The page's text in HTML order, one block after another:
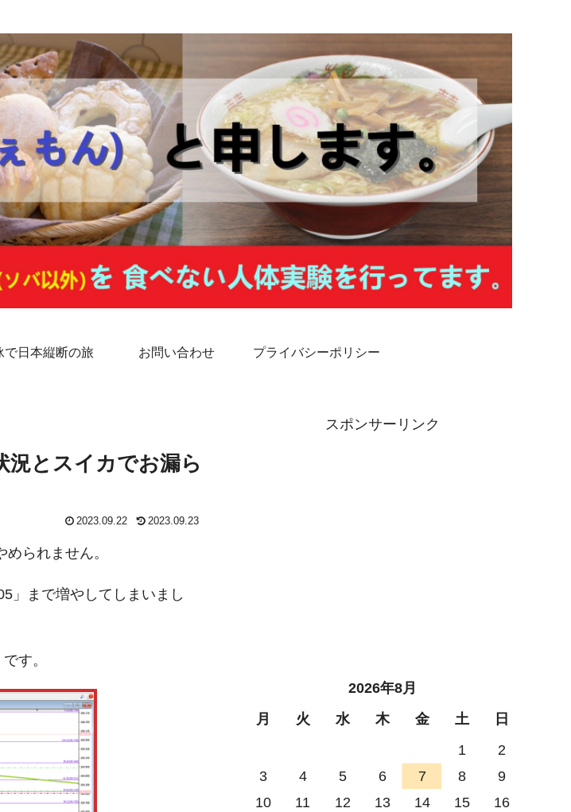
で日本縦断の旅 お問い合わせ プライバシーポリシー
況とスイカでお漏ら
2023.09.22 2023.09.23
られません。
」まで増やしてしまいまし
す。
スポンサーリンク
2026年8月
月
火 水 木 金 土
日
1
2
3
4 5 6 7 8
9
10
11 12 13 14 15
16